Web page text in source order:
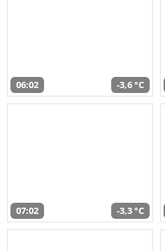
06:02 -3,6 °C
07:02 -3,3 °C